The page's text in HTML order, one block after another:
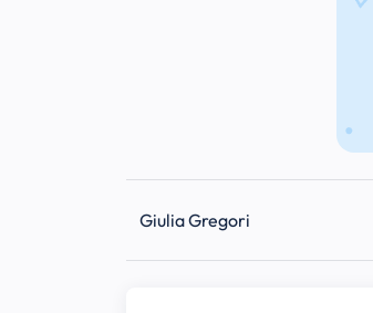
Giulia Gregori